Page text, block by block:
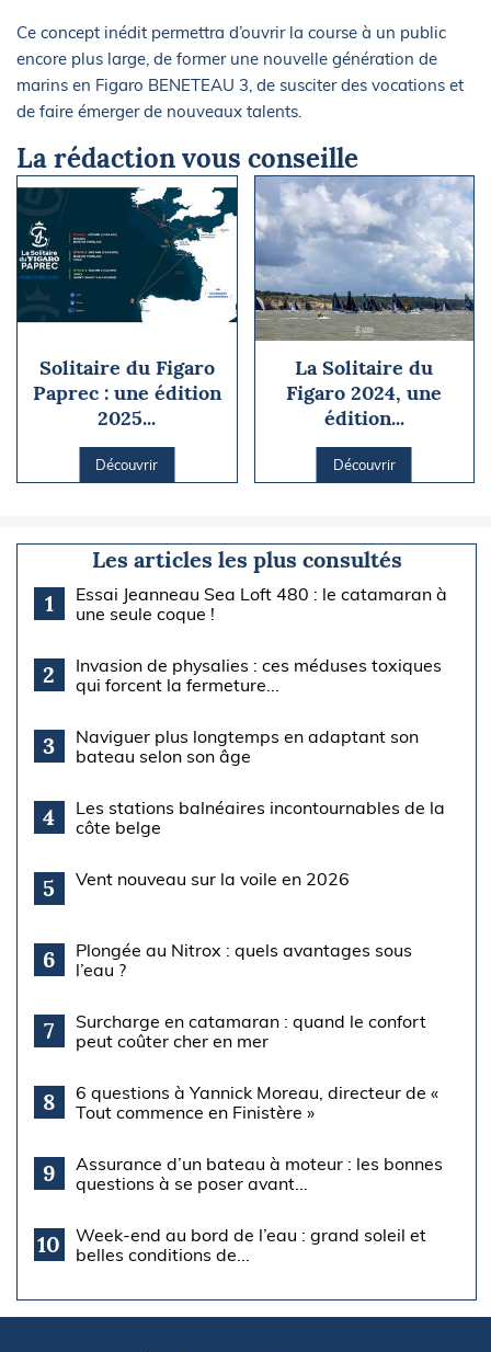
Ce concept inédit permettra d’ouvrir la course à un public
encore plus large, de former une nouvelle génération de
marins en Figaro BENETEAU 3, de susciter des vocations et
de faire émerger de nouveaux talents.
La rédaction vous conseille
Solitaire du Figaro
Paprec : une édition
2025...
Découvrir
La Solitaire du
Figaro 2024, une
édition...
Découvrir
Les articles les plus consultés
1
Essai Jeanneau Sea Loft 480 : le catamaran à
une seule coque !
2
Invasion de physalies : ces méduses toxiques
qui forcent la fermeture...
3
Naviguer plus longtemps en adaptant son
bateau selon son âge
4
Les stations balnéaires incontournables de la
côte belge
5 Vent nouveau sur la voile en 2026
6
Plongée au Nitrox : quels avantages sous
l’eau ?
7
Surcharge en catamaran : quand le confort
peut coûter cher en mer
8
6 questions à Yannick Moreau, directeur de «
Tout commence en Finistère »
9
Assurance d’un bateau à moteur : les bonnes
questions à se poser avant...
10
Week-end au bord de l’eau : grand soleil et
belles conditions de...